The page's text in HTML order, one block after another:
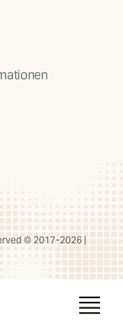
© 2017-2026 |